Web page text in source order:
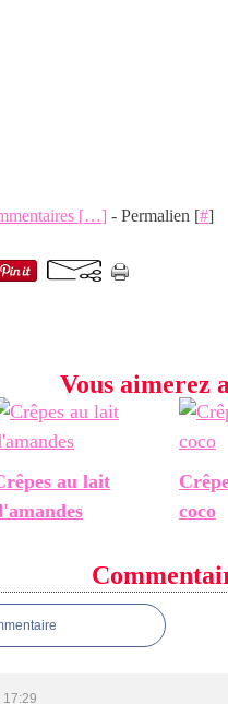
[…] - Permalien [#]
Vous aimerez
au lait
coco